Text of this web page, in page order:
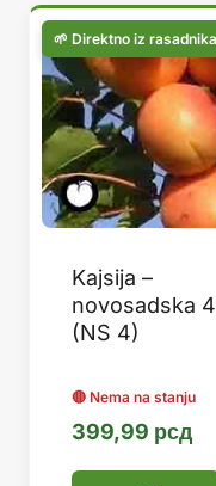
Kajsija –
novosadska 4
(NS 4)
399,99 рсд